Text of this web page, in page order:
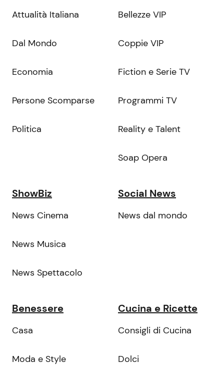
Attualità Italiana
Dal Mondo
Economia
Persone Scomparse
Politica
Bellezze VIP
Coppie VIP
Fiction e Serie TV
Programmi TV
Reality e Talent
Soap Opera
ShowBiz
News Cinema
News Musica
News Spettacolo
Social News
News dal mondo
Benessere
Casa
Moda e Style
Cucina e Ricette
Consigli di Cucina
Dolci